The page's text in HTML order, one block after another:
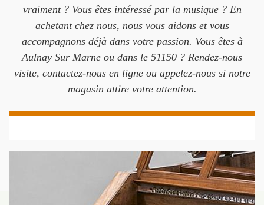
vraiment ? Vous êtes intéressé par la musique ? En
achetant chez nous, nous vous aidons et vous
accompagnons déjà dans votre passion. Vous êtes à
Aulnay Sur Marne ou dans le 51150 ? Rendez-nous
visite, contactez-nous en ligne ou appelez-nous si notre
magasin attire votre attention.